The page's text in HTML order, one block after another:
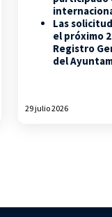
Las
el próximo
Registro
del
29 julio 2026